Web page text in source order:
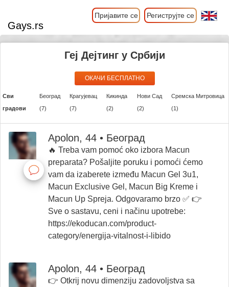
Gays.rs
Региструјте се
Пријавите се
Геј Дејтинг у Србији
ОКАЧИ БЕСПЛАТНО
Сви
градови
Београд
(7)
Крагујевац
(7)
Кикинда
(2)
Нови Сад
(2)
Сремска Митровица
(1)
Apolon, 44 • Београд
🔥 Treba vam pomoć oko izbora Macun
preparata? Pošaljite poruku i pomoći ćemo
vam da izaberete između Macun Gel 3u1,
Macun Exclusive Gel, Macun Big Kreme i
Macun Up Spreja. Odgovaramo brzo ✅ 👉
Sve o sastavu, ceni i načinu upotrebe:
https://ekoducan.com/product-
category/energija-vitalnost-i-libido
Apolon, 44 • Београд
👉 Otkrij novu dimenziju zadovoljstva sa